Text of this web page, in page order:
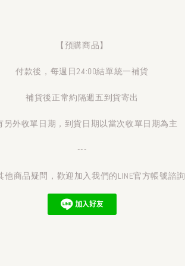
【預購商品】
付款後，每週日24:00結單統一補貨
補貨後正常約隔週五到貨寄出
另外收單日期，到貨日期以當次收單日期為主
---
他商品疑問，歡迎加入我們的LINE官方帳號諮詢